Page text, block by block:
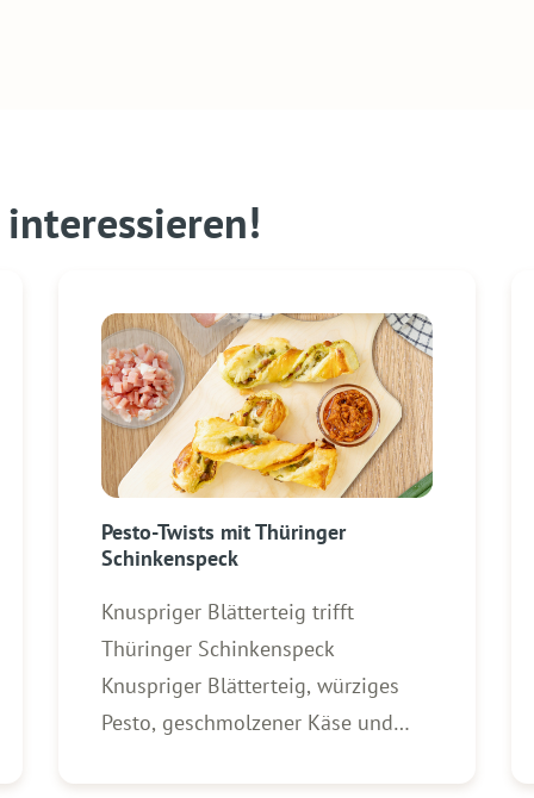
Pesto-Twists mit Thüringer
Schinkenspeck
Knuspriger Blätterteig trifft
Thüringer Schinkenspeck
Knuspriger Blätterteig, würziges
Pesto, geschmolzener Käse und